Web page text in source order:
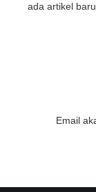
ada artikel
Email